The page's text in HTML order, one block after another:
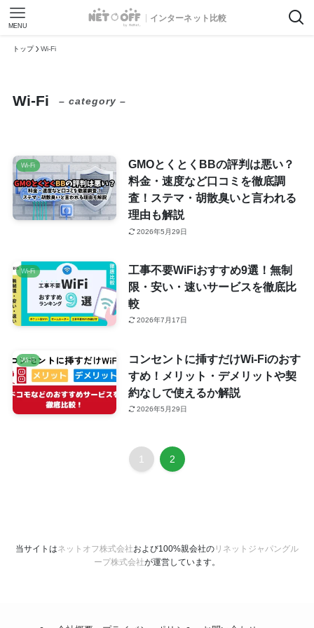
インターネット比較
MENU
トップ Wi-Fi
Wi-Fi – category –
Wi-Fi
GMOとくとくBBの評判は悪い？
料金・速度など口コミを徹底調
査！ステマ・胡散臭いと言われる
理由も解説
2026年5月29日
Wi-Fi
工事不要WiFiおすすめ9選！無制
限・安い・速いサービスを徹底比
較
2026年7月17日
Wi-Fi
コンセントに挿すだけWi-Fiのおす
すめ！メリット・デメリットや契
約なしで使えるか解説
2026年5月29日
1 2
当サイトはネットオフ株式会社および100%親会社の リネットジャパングル
ープ株式会社が運営しています。